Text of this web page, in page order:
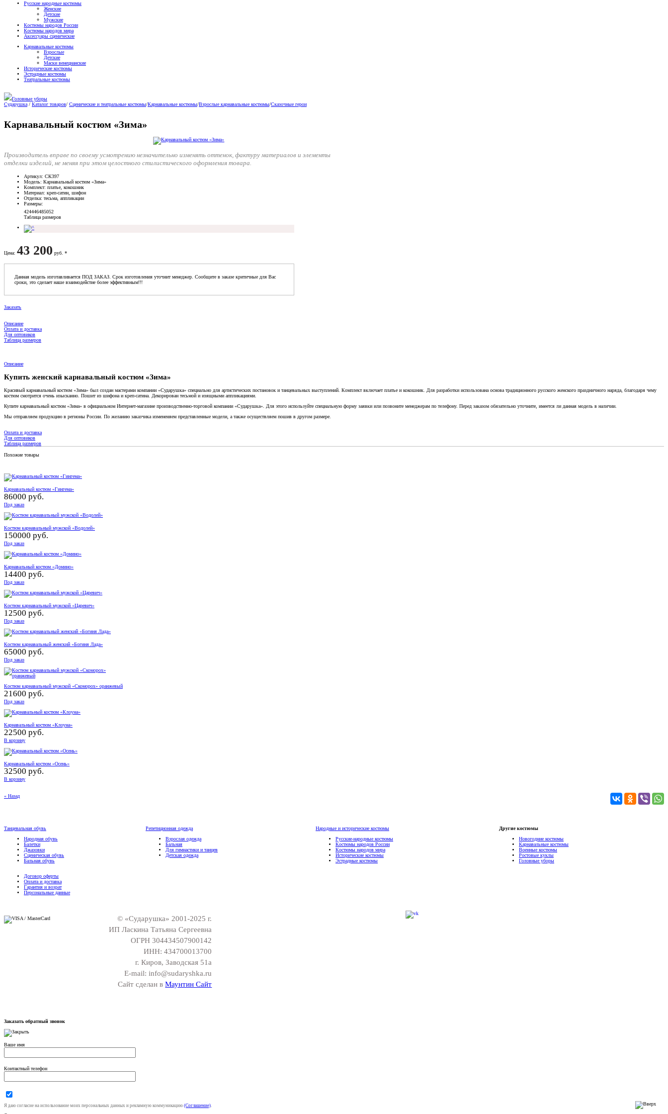
Русские народные костюмы
Женские
Детские
Мужские
Костюмы народов России
Костюмы народов мира
Аксессуары сценические
Карнавальные костюмы
Взрослые
Детские
Маски венецианские
Исторические костюмы
Эстрадные костюмы
Театральные костюмы
Головные уборы
Сударушка / Каталог товаров/ Сценические и театральные костюмы/Карнавальные костюмы/Взрослые карнавальные костюмы/Сказочные герои
Карнавальный костюм «Зима»
Производитель вправе по своему усмотрению незначительно изменять оттенок, фактуру материалов и элементы
отделки изделий, не меняя при этом целостного стилистического оформления товара.
Артикул: СК397
Модель: Карнавальный костюм «Зима»
Комплект: платье, кокошник
Материал: креп-сатин, шифон
Отделка: тесьма, аппликации
Размеры:
424446485052
Таблица размеров
Цена: 43 200 руб. *
Данная модель изготавливается ПОД ЗАКАЗ. Срок изготовления уточнит менеджер. Сообщите в заказе критичные для Вас
сроки, это сделает наше взаимодейстие более эффективным!!!
Заказать
Описание
Оплата и доставка
Для оптовиков
Таблица размеров
Описание
Купить женский карнавальный костюм «Зима»
Красивый карнавальный костюм «Зима» был создан мастерами компании «Сударушка» специально для артистических постановок и танцевальных выступлений. Комплект включает платье и кокошник. Для разработки использована основа традиционного русского женского праздничного наряда, благодаря чему
костюм смотрится очень изысканно. Пошит из шифона и креп-сатина. Декорирован тесьмой и изящными аппликациями.
Купите карнавальный костюм «Зима» в официальном Интернет-магазине производственно-торговой компании «Сударушка». Для этого используйте специальную форму заявки или позвоните менеджерам по телефону. Перед заказом обязательно уточните, имеется ли данная модель в наличии.
Мы отправляем продукцию в регионы России. По желанию заказчика измененяем представленные модели, а также осуществляем пошив в другом размере.
Оплата и доставка
Для оптовиков
Таблица размеров
Похожие товары
Карнавальный костюм «Гингема»
86000 руб.
Под заказ
Костюм карнавальный мужской «Водолей»
150000 руб.
Под заказ
Карнавальный костюм «Домино»
14400 руб.
Под заказ
Костюм карнавальный мужской «Царевич»
12500 руб.
Под заказ
Костюм карнавальный женский «Богиня Лада»
65000 руб.
Под заказ
Костюм карнавальный мужской «Скоморох» оранжевый
21600 руб.
Под заказ
Карнавальный костюм «Клоуна»
22500 руб.
В корзину
Карнавальный костюм «Осень»
32500 руб.
В корзину
« Назад
Танцевальная обувь
Народная обувь
Балетки
Джазовки
Сценическая обувь
Бальная обувь
Репетиционная одежда
Взрослая одежда
Бальная
Для гимнастики и танцев
Детская одежда
Народные и исторические костюмы
Русские-народные костюмы
Костюмы народов России
Костюмы народов мира
Исторические костюмы
Эстрадные костюмы
Другие костюмы
Новогодние костюмы
Карнавальные костюмы
Военные костюмы
Ростовые куклы
Головные уборы
Договор оферты
Оплата и доставка
Гарантия и возрат
Персональные данные
© «Сударушка» 2001-2025 г.
ИП Ласкина Татьяна Сергеевна
ОГРН 304434507900142
ИНН: 434700013700
г. Киров, Заводская 51а
E-mail: info@sudaryshka.ru
Сайт сделан вМаунтин Сайт
Заказать обратный звонок
Ваше имя
Контактный телефон
Я даю согласие на использование моих персональных данных и рекламную коммуникацию (Соглашение).